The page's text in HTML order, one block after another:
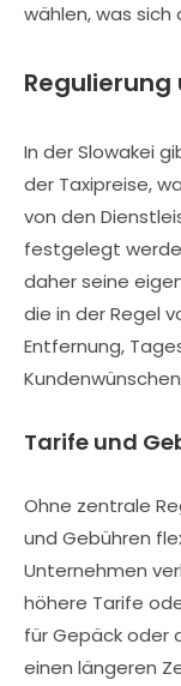
wählen, was sich
In der Slowakei
der Taxipreise,
von den
festgelegt
daher seine
die in der Regel
Entfernung,
Tarife und
Ohne zentrale
und Gebühren
Unternehmen
höhere Tarife
für Gepäck oder
einen längeren